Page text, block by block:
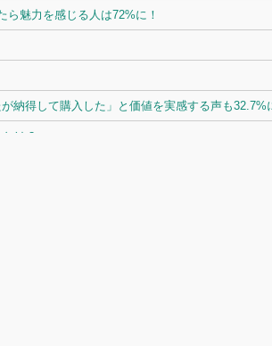
魅力を感じる人は72%に！
納得して購入した」と価値を実感する声も32.7%
は？